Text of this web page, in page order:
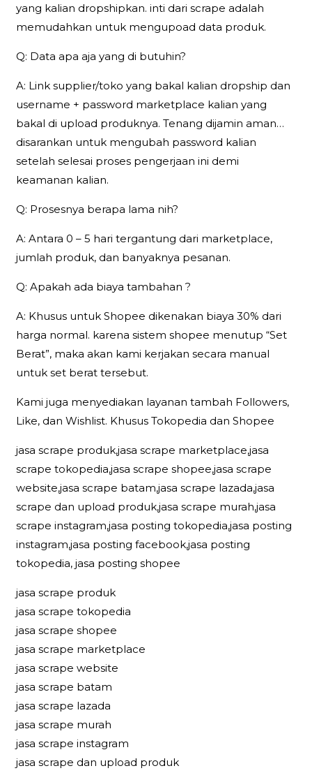
yang kalian dropshipkan. inti dari scrape adalah
memudahkan untuk mengupoad data produk.
Q: Data apa aja yang di butuhin?
A: Link supplier/toko yang bakal kalian dropship dan
username + password marketplace kalian yang
bakal di upload produknya. Tenang dijamin aman…
disarankan untuk mengubah password kalian
setelah selesai proses pengerjaan ini demi
keamanan kalian.
Q: Prosesnya berapa lama nih?
A: Antara 0 – 5 hari tergantung dari marketplace,
jumlah produk, dan banyaknya pesanan.
Q: Apakah ada biaya tambahan ?
A: Khusus untuk Shopee dikenakan biaya 30% dari
harga normal. karena sistem shopee menutup “Set
Berat”, maka akan kami kerjakan secara manual
untuk set berat tersebut.
Kami juga menyediakan layanan tambah Followers,
Like, dan Wishlist. Khusus Tokopedia dan Shopee
jasa scrape produk,jasa scrape marketplace,jasa
scrape tokopedia,jasa scrape shopee,jasa scrape
website,jasa scrape batam,jasa scrape lazada,jasa
scrape dan upload produk,jasa scrape murah,jasa
scrape instagram,jasa posting tokopedia,jasa posting
instagram,jasa posting facebook,jasa posting
tokopedia, jasa posting shopee
jasa scrape produk
jasa scrape tokopedia
jasa scrape shopee
jasa scrape marketplace
jasa scrape website
jasa scrape batam
jasa scrape lazada
jasa scrape murah
jasa scrape instagram
jasa scrape dan upload produk